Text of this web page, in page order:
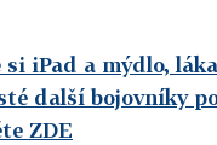
si iPad a mýdlo,
další bojovníky
ZDE